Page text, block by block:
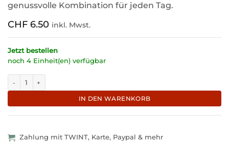
genussvolle Kombination für jeden Tag.
CHF 6.50 inkl. Mwst.
Jetzt bestellen
noch 4 Einheit(en) verfügbar
IN DEN WARENKORB
Zahlung mit TWINT, Karte, Paypal & mehr